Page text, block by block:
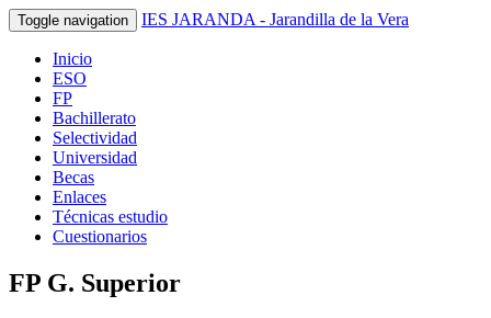
Toggle navigation IES JARANDA - Jarandilla de la Vera
Inicio
ESO
FP
Bachillerato
Selectividad
Universidad
Becas
Enlaces
Técnicas estudio
Cuestionarios
FP G. Superior